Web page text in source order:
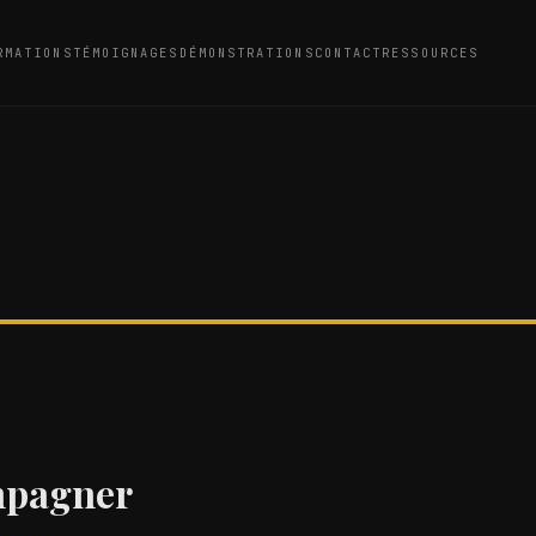
TÉMOIGNAGES DÉMONSTRATIONS CONTACT RESSOURCES